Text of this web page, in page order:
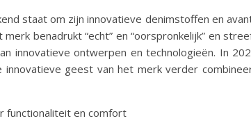
staat om zijn innovatieve denimstoffen en
benadrukt “echt” en “oorspronkelijk” en
innovatieve ontwerpen en technologieën. In
innovatieve geest van het merk verder
functionaliteit en comfort